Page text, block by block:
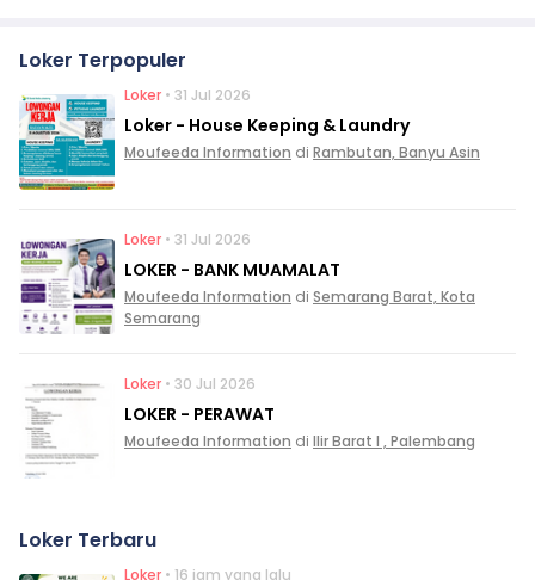
Loker Terpopuler
Loker • 31 Jul 2026
Loker - House Keeping & Laundry
Moufeeda Information di Rambutan, Banyu Asin
Loker • 31 Jul 2026
LOKER - BANK MUAMALAT
Moufeeda Information di Semarang Barat, Kota
Semarang
Loker • 30 Jul 2026
LOKER - PERAWAT
Moufeeda Information di Ilir Barat I , Palembang
Loker Terbaru
Loker • 16 jam yang lalu